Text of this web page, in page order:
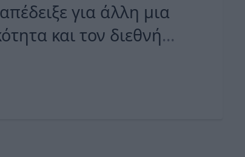
για άλλη μια
και τον διεθνή